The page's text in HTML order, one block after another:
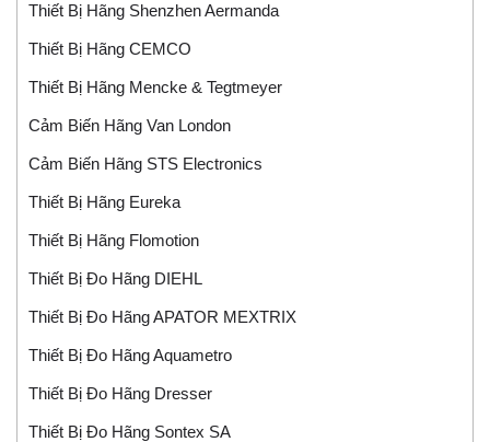
Thiết Bị Hãng Shenzhen Aermanda
Thiết Bị Hãng CEMCO
Thiết Bị Hãng Mencke & Tegtmeyer
Cảm Biến Hãng Van London
Cảm Biến Hãng STS Electronics
Thiết Bị Hãng Eureka
Thiết Bị Hãng Flomotion
Thiết Bị Đo Hãng DIEHL
Thiết Bị Đo Hãng APATOR MEXTRIX
Thiết Bị Đo Hãng Aquametro
Thiết Bị Đo Hãng Dresser
Thiết Bị Đo Hãng Sontex SA